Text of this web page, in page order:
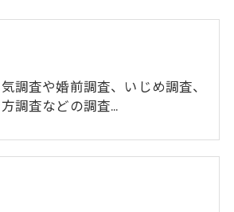
調査や婚前調査、いじめ調査、
調査などの調査…